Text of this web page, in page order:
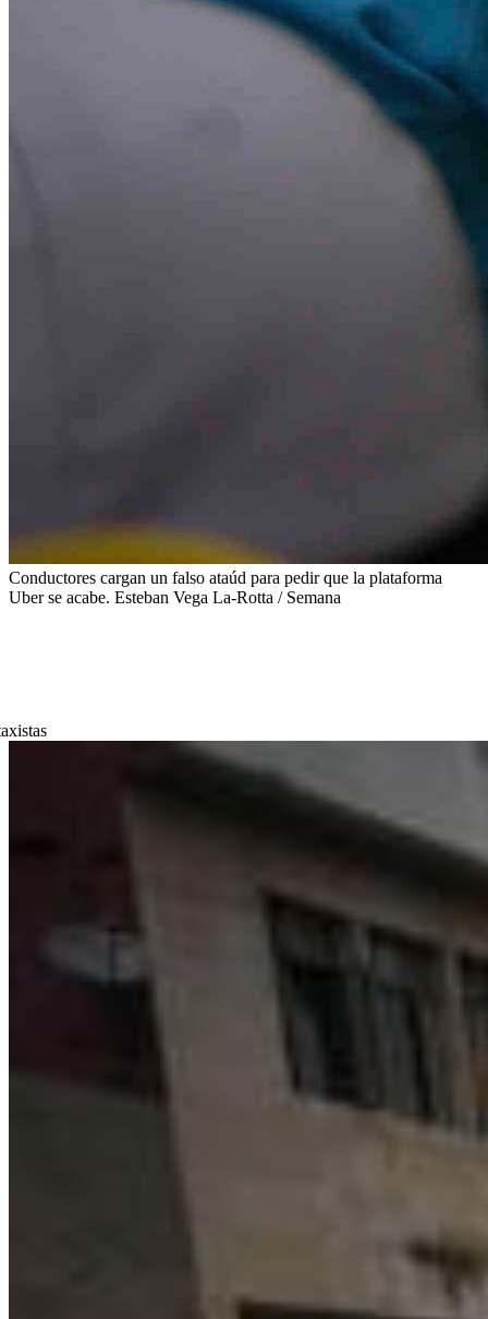
Conductores cargan un falso ataúd para pedir que la plataforma
Uber se acabe. Esteban Vega La-Rotta / Semana